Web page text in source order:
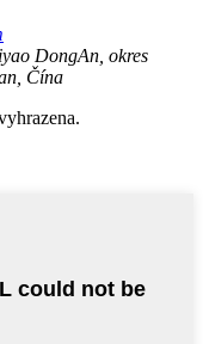
DongAn, okres
Čína